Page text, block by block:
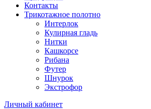
Контакты
Трикотажное полотно
Интерлок
Кулирная гладь
Нитки
Кашкорсе
Рибана
Футер
Шнурок
Экстрофор
Личный кабинет